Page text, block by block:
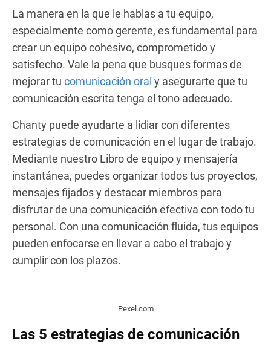
La manera en la que le hablas a tu equipo,
especialmente como gerente, es fundamental para
crear un equipo cohesivo, comprometido y
satisfecho. Vale la pena que busques formas de
mejorar tu comunicación oral y asegurarte que tu
comunicación escrita tenga el tono adecuado.
Chanty puede ayudarte a lidiar con diferentes
estrategias de comunicación en el lugar de trabajo.
Mediante nuestro Libro de equipo y mensajería
instantánea, puedes organizar todos tus proyectos,
mensajes fijados y destacar miembros para
disfrutar de una comunicación efectiva con todo tu
personal. Con una comunicación fluida, tus equipos
pueden enfocarse en llevar a cabo el trabajo y
cumplir con los plazos.
Pexel.com
Las 5 estrategias de comunicación